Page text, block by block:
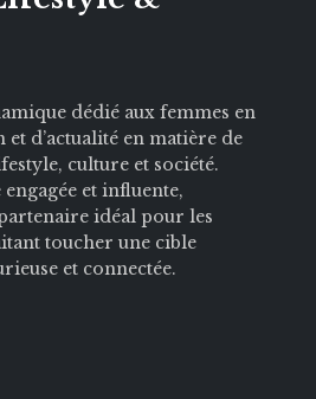
dédié aux femmes en
et d’actualité en matière de
culture et société.
et influente,
idéal pour les
toucher une cible
et connectée.